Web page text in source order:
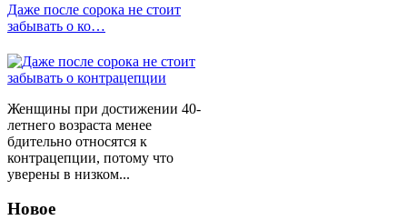
Даже после сорока не стоит
забывать о ко…
Женщины при достижении 40-
летнего возраста менее
бдительно относятся к
контрацепции, потому что
уверены в низком...
Новое